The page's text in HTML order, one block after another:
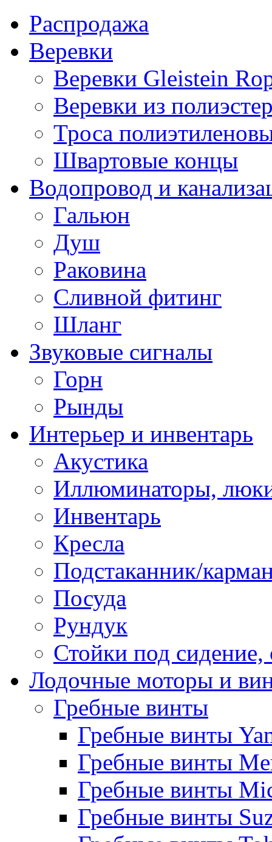
Распродажа
Веревки
Веревки Gleistein
Веревки из
Троса
Швартовые концы
Водопровод и
Гальюн
Душ
Раковина
Сливной фитинг
Шланг
Звуковые сигналы
Горн
Рынды
Интерьер и инвентарь
Акустика
Иллюминаторы,
Инвентарь
Кресла
Подстаканник/
Посуда
Рундук
Стойки под
Лодочные моторы и
Гребные винты
Гребные винты
Гребные винты
Гребные винты
Гребные винты